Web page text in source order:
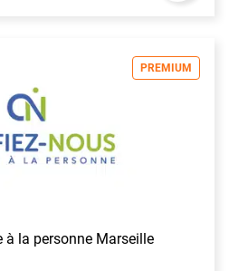
PREMIUM
la personne Marseille